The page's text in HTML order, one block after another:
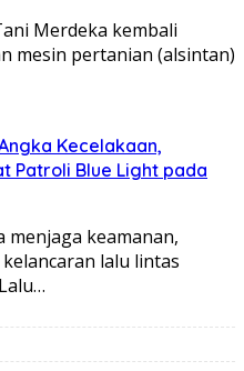
Merdeka kembali
mesin pertanian (alsintan)
Kecelakaan,
Patroli Blue Light pada
menjaga keamanan,
lalu lintas